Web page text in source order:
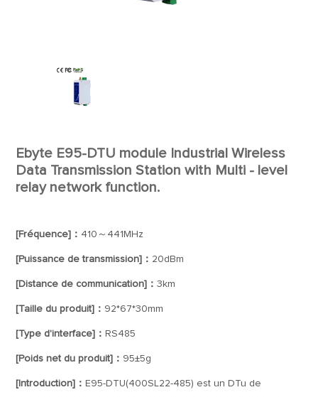
Ebyte E95-DTU module Industrial Wireless
Data Transmission Station with Multi - level
relay network function.
[Fréquence]： 410～441MHz
[Puissance de transmission]： 20dBm
[Distance de communication]：3km
[Taille du produit]： 92*67*30mm
[Type d'interface]： RS485
[Poids net du produit]： 95±5g
[Introduction]： E95-DTU(400SL22-485) est un DTu de